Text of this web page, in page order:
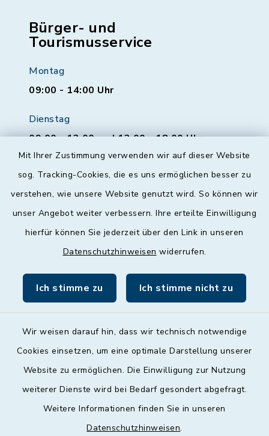
Mit Ihrer Zustimmung verwenden wir auf dieser Website
sog. Tracking-Cookies, die es uns ermöglichen besser zu
verstehen, wie unsere Website genutzt wird. So können wir
unser Angebot weiter verbessern. Ihre erteilte Einwilligung
hierfür können Sie jederzeit über den Link in unseren
Datenschutzhinweisen widerrufen.
Ich stimme zu Ich stimme nicht zu
Wir weisen darauf hin, dass wir technisch notwendige
Cookies einsetzen, um eine optimale Darstellung unserer
Website zu ermöglichen. Die Einwilligung zur Nutzung
weiterer Dienste wird bei Bedarf gesondert abgefragt.
Weitere Informationen finden Sie in unseren
Datenschutzhinweisen.
Bürger- und
Tourismusservice
Montag
09:00 - 14:00 Uhr
Dienstag
09:00 - 12:00 und 13:00 - 18:00 Uhr
Donnerstag
09:00 - 12:00 und 13:00 - 18:00 Uhr
09:00 - 12:00 Uhr
Barrierefreiheit